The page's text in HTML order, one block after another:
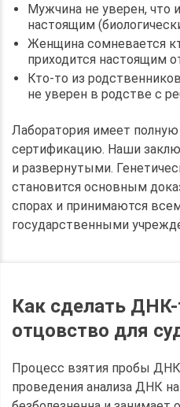
Мужчина не уверен, что
настоящим
Женщина сомневается
приходится настоящим
Кто-то из
не уверен в родстве с
Лаборатория имеет
сертификацию. Наши
и развернутыми.
становится основным
спорах и принимаются
государственными
Как сделать ДНК-
отцовство для
Процесс взятия пробы
проведения анализа ДНК